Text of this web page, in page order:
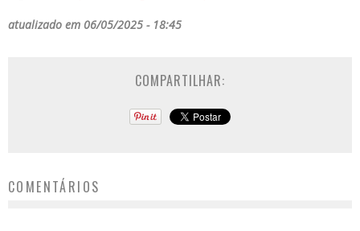
atualizado em 06/05/2025 - 18:45
COMPARTILHAR:
COMENTÁRIOS